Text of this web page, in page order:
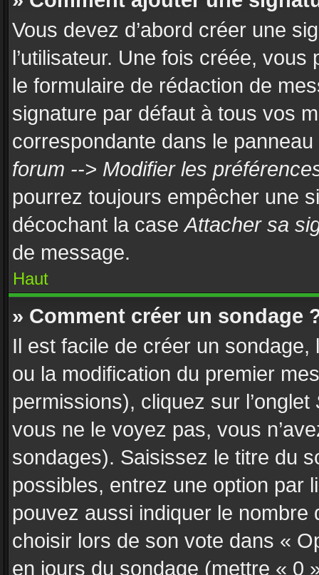
Vous devez d’abord créer une
l’utilisateur. Une fois créée,
le formulaire de rédaction de
signature par défaut à tous vos
correspondante dans le
forum --> Modifier les
pourrez toujours empêcher une
décochant la caseAttacher sa
de message.
Haut
» Comment créer un sondage
Il est facile de créer un sondage,
ou la modification du premier
permissions), cliquez sur l’onglet
vous ne le voyez pas, vous
sondages). Saisissez le titre du
possibles, entrez une option par
pouvez aussi indiquer le nombre
choisir lors de son vote dans «
en jours du sondage (mettre « 0